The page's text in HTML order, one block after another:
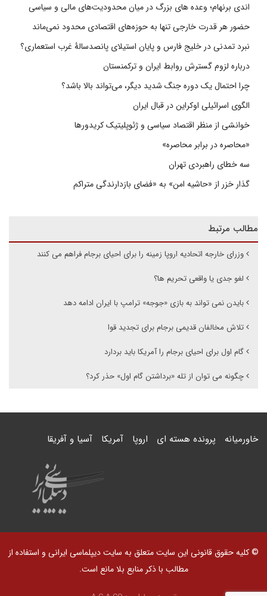
اندی برنهام؛ وعده های بزرگ در میان محدودیت‌های مالی و سیاسی
حضور هر قدرت خارجی تنها به حوزه‌های اقتصادی محدود نمی‌ماند
نبرد تمدنی در خلیج فارس و پایان استیلای پانصدسالۀ غرب استعماری؟
درباره لزوم گسترش روابط ایران و ترکمنستان
چرا احتمال یک دوره جنگ شدید دیگر، می‌تواند بالا باشد؟
الگوی اسرائیلی اوکراین در قبال ایران
خوانشی از منظر اقتصاد سیاسی و ژئوپلیتیک کریدورها
«محاصره در برابر محاصره»
سه خطای راهبردی تهران
گذار خزر از «حاشیه امن» به «فضای بازدارندگی متراکم
مطالب مرتبط
وزرای خارجه اتحادیه اروپا زمینه را برای احیای برجام فراهم می کنند
لغو جدی یا واقعی تحریم ها؟
بایدن نمی تواند به بازی «جوجه» ترامپ با ایران ادامه دهد
تلاش مخالفان قدیمی برجام برای تجدید قوا
گام اول برای احیای برجام را آمریکا باید بردارد
چگونه می توان از تله «برداشتن گام اول» حذر کرد؟
خاورمیانه پرونده هسته ای اروپا آمریکا آسیا و آفریقا
© کلیه حقوق قانونی این سایت متعلق به سایت دیپلماسی ایرانی و استفاده از
مطالب با ذکر منابع بلا مانع است.